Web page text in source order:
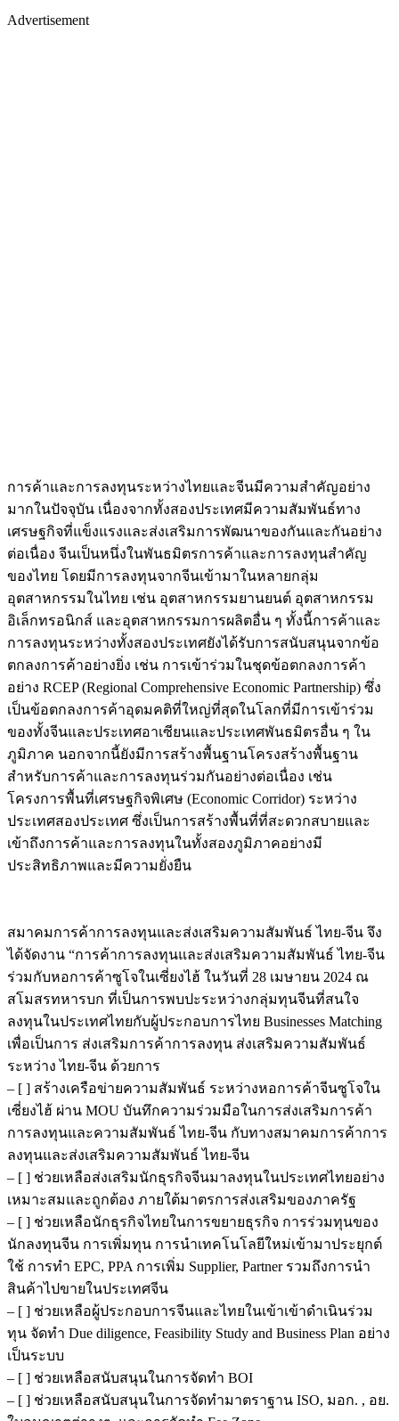
Advertisement
การค้าและการลงทุนระหว่างไทยและจีนมีความสำคัญอย่าง
มากในปัจจุบัน เนื่องจากทั้งสองประเทศมีความสัมพันธ์ทาง
เศรษฐกิจที่แข็งแรงและส่งเสริมการพัฒนาของกันและกันอย่าง
ต่อเนื่อง จีนเป็นหนึ่งในพันธมิตรการค้าและการลงทุนสำคัญ
ของไทย โดยมีการลงทุนจากจีนเข้ามาในหลายกลุ่ม
อุตสาหกรรมในไทย เช่น อุตสาหกรรมยานยนต์ อุตสาหกรรม
อิเล็กทรอนิกส์ และอุตสาหกรรมการผลิตอื่น ๆ ทั้งนี้การค้าและ
การลงทุนระหว่างทั้งสองประเทศยังได้รับการสนับสนุนจากข้อ
ตกลงการค้าอย่างยิ่ง เช่น การเข้าร่วมในชุดข้อตกลงการค้า
อย่าง RCEP (Regional Comprehensive Economic Partnership) ซึ่ง
เป็นข้อตกลงการค้าอุดมคติที่ใหญ่ที่สุดในโลกที่มีการเข้าร่วม
ของทั้งจีนและประเทศอาเซียนและประเทศพันธมิตรอื่น ๆ ใน
ภูมิภาค นอกจากนี้ยังมีการสร้างพื้นฐานโครงสร้างพื้นฐาน
สำหรับการค้าและการลงทุนร่วมกันอย่างต่อเนื่อง เช่น
โครงการพื้นที่เศรษฐกิจพิเศษ (Economic Corridor) ระหว่าง
ประเทศสองประเทศ ซึ่งเป็นการสร้างพื้นที่ที่สะดวกสบายและ
เข้าถึงการค้าและการลงทุนในทั้งสองภูมิภาคอย่างมี
ประสิทธิภาพและมีความยั่งยืน
สมาคมการค้าการลงทุนและส่งเสริมความสัมพันธ์ ไทย-จีน จึง
ได้จัดงาน “การค้าการลงทุนและส่งเสริมความสัมพันธ์ ไทย-จีน
ร่วมกับหอการค้าซูโจในเซี่ยงไฮ้ ในวันที่ 28 เมษายน 2024 ณ
สโมสรทหารบก ที่เป็นการพบปะระหว่างกลุ่มทุนจีนที่สนใจ
ลงทุนในประเทศไทยกับผู้ประกอบการไทย Businesses Matching
เพื่อเป็นการ ส่งเสริมการค้าการลงทุน ส่งเสริมความสัมพันธ์
ระหว่าง ไทย-จีน ด้วยการ
– [ ] สร้างเครือข่ายความสัมพันธ์ ระหว่างหอการค้าจีนซูโจใน
เซี่ยงไฮ้ ผ่าน MOU บันทึกความร่วมมือในการส่งเสริมการค้า
การลงทุนและความสัมพันธ์ ไทย-จีน กับทางสมาคมการค้าการ
ลงทุนและส่งเสริมความสัมพันธ์ ไทย-จีน
– [ ] ช่วยเหลือส่งเสริมนักธุรกิจจีนมาลงทุนในประเทศไทยอย่าง
เหมาะสมและถูกต้อง ภายใต้มาตรการส่งเสริมของภาครัฐ
– [ ] ช่วยเหลือนักธุรกิจไทยในการขยายธุรกิจ การร่วมทุนของ
นักลงทุนจีน การเพิ่มทุน การนำเทคโนโลยีใหม่เข้ามาประยุกต์
ใช้ การทำ EPC, PPA การเพิ่ม Supplier, Partner รวมถึงการนำ
สินค้าไปขายในประเทศจีน
– [ ] ช่วยเหลือผู้ประกอบการจีนและไทยในเข้าเข้าดำเนินร่วม
ทุน จัดทำ Due diligence, Feasibility Study and Business Plan อย่าง
เป็นระบบ
– [ ] ช่วยเหลือสนับสนุนในการจัดทำ BOI
– [ ] ช่วยเหลือสนับสนุนในการจัดทำมาตราฐาน ISO, มอก. , อย.